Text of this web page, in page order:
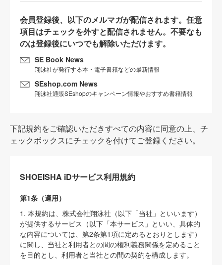
会員登録後、以下のメルマガが配信されます。任意
項目はチェックを外すと配信されません。不要なも
のは登録後にいつでも解除いただけます。
SE Book News
翔泳社が発行する本・電子書籍などの最新情報
SEshop.com News
翔泳社通販SEshopのキャンペーン情報やおすすめ書籍情報
下記規約をご確認いただきすべての内容に同意の上、チ
ェックボックスにチェックを付けてご登録ください。
SHOEISHA iDサービス利用規約
第1条（適用）
1. 本規約は、株式会社翔泳社（以下「当社」といいます）
が提供するサービス（以下「本サービス」といい、具体的
な内容については、第2条第1項に定めるとおりとします）
に関し、当社と利用者との間の権利義務関係を定めること
を目的とし、利用者と当社との間の契約を構成します。